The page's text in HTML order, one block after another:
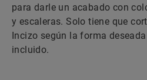
para darle un acabado con
y escaleras. Solo tiene que
Incizo según la forma
incluido.